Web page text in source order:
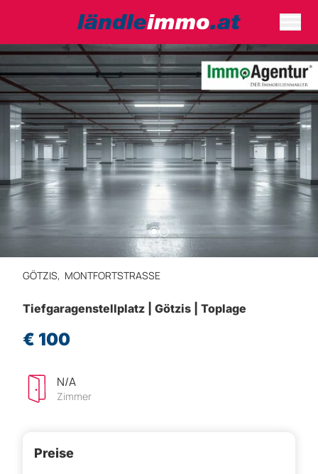
GÖTZIS, MONTFORTSTRASSE
Tiefgaragenstellplatz | Götzis | Toplage
€ 100
N/A
Zimmer
Preise